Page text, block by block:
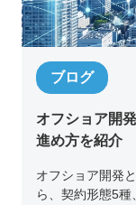
ブログ